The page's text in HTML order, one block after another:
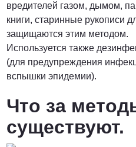
вредителей газом, дымом,
книги, старинные рукописи
защищаются этим методом.
Используется также
(для предупреждения
вспышки эпидемии).
Что за
существуют.